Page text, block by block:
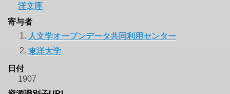
洋文庫
寄与者
1. 人文学オープンデータ共同利用センター
2. 東洋大学
日付
1907